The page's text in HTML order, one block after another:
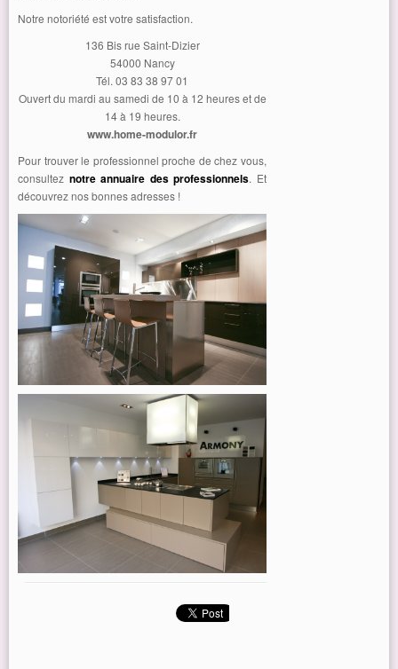
Notre notoriété est votre satisfaction.
136 Bis rue Saint-Dizier
54000 Nancy
Tél. 03 83 38 97 01
Ouvert du mardi au samedi de 10 à 12 heures et de
14 à 19 heures.
www.home-modulor.fr
Pour trouver le professionnel proche de chez vous,
consultez notre annuaire des professionnels. Et
découvrez nos bonnes adresses !